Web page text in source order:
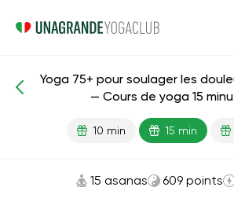
Leçons prêtes Âge
Yoga 75+ pour soulager les
— Cours de yoga 15
10 min 15 min
15 asanas 609 points